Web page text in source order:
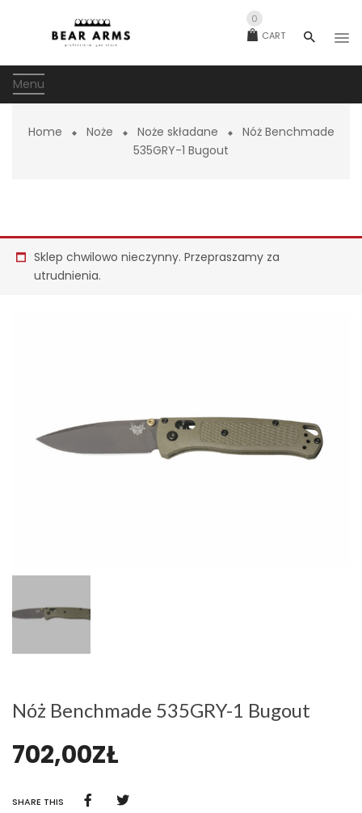
CART
0
Menu
Home Noże Noże składane
Nóż Benchmade
535GRY-1 Bugout
Sklep chwilowo nieczynny. Przepraszamy za
utrudnienia.
Nóż Benchmade 535GRY-1 Bugout
702,00ZŁ
SHARE THIS